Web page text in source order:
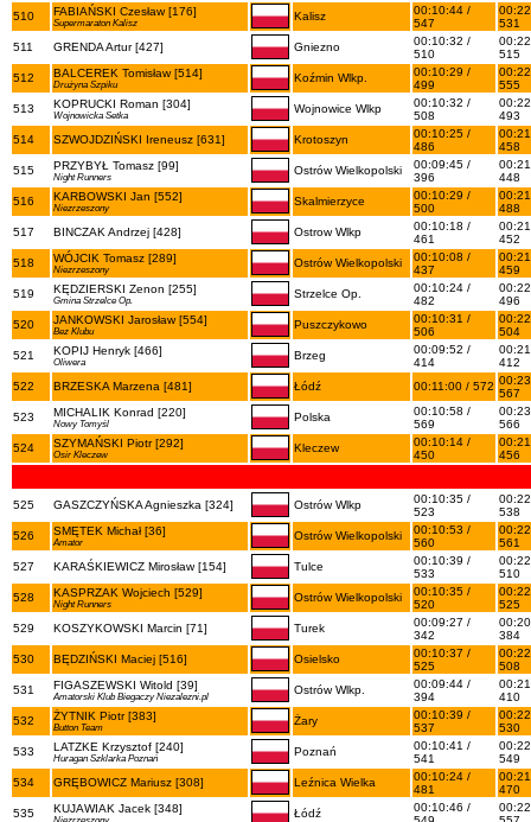
510
FABIAŃSKI Czesław [176]
Supermaraton Kalisz
Kalisz
00:10:44 /
547
531
511
GRENDA Artur [427] Gniezno
00:10:32 /
510
515
512
BALCEREK Tomisław [514]
Drużyna Szpiku
Koźmin Wlkp.
00:10:29 /
499
555
513
KOPRUCKI Roman [304]
Wojnowicka Setka
Wojnowice Wlkp
00:10:32 /
508
493
514
SZWOJDZIŃSKI Ireneusz [631] Krotoszyn
00:10:25 /
486
458
515
PRZYBYŁ Tomasz [99]
Night Runners
Ostrów Wielkopolski
00:09:45 /
396
448
516
KARBOWSKI Jan [552]
Niezrzeszony
Skalmierzyce
00:10:29 /
500
488
517
BINCZAK Andrzej [428] Ostrow Wlkp
00:10:18 /
461
452
518
WÓJCIK Tomasz [289]
Niezrzeszony
Ostrów Wielkopolski
00:10:08 /
437
459
519
KĘDZIERSKI Zenon [255]
Gmina Strzelce Op.
Strzelce Op.
00:10:24 /
482
496
520
JANKOWSKI Jarosław [554]
Bez Klubu
Puszczykowo
00:10:31 /
506
504
521
KOPIJ Henryk [466]
Oliwera
Brzeg
00:09:52 /
414
412
522
BRZESKA Marzena [481] Łódź 00:11:00 / 572
567
523
MICHALIK Konrad [220]
Nowy Tomyśl
Polska
00:10:58 /
569
566
524
SZYMAŃSKI Piotr [292]
Osir Kleczew
Kleczew
00:10:14 /
450
456
525 GASZCZYŃSKA Agnieszka [324] Ostrów Wlkp
00:10:35 /
523
538
526
SMĘTEK Michał [36]
Amator
Ostrów Wielkopolski
00:10:53 /
560
561
527
KARAŚKIEWICZ Mirosław [154] Tulce
00:10:39 /
533
510
528
KASPRZAK Wojciech [529]
Night Runners
Ostrów Wielkopolski
00:10:35 /
520
525
529
KOSZYKOWSKI Marcin [71] Turek
00:09:27 /
342
384
530
BĘDZIŃSKI Maciej [516] Osielsko
00:10:37 /
525
508
531
FIGASZEWSKI Witold [39]
Amatorski Klub Biegaczy Niezalezni.pl
Ostrów Wlkp.
00:09:44 /
394
410
532
ŻYTNIK Piotr [383]
Button Team
Żary
00:10:39 /
537
530
533
LATZKE Krzysztof [240]
Huragan Szklarka Poznań
Poznań
00:10:41 /
541
549
534
GRĘBOWICZ Mariusz [308] Leźnica Wielka
00:10:24 /
481
470
535
KUJAWIAK Jacek [348] Łódź
00:10:46 /